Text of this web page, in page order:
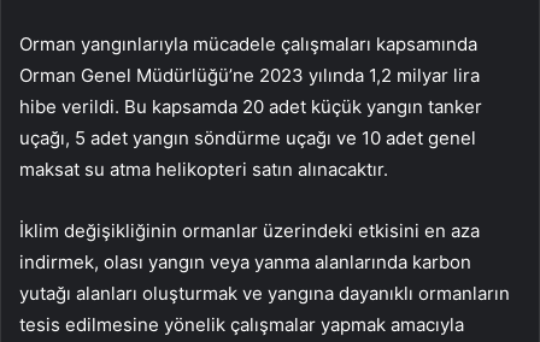
Orman yangınlarıyla mücadele çalışmaları kapsamında
Orman Genel Müdürlüğü’ne 2023 yılında 1,2 milyar lira
hibe verildi. Bu kapsamda 20 adet küçük yangın tanker
uçağı, 5 adet yangın söndürme uçağı ve 10 adet genel
maksat su atma helikopteri satın alınacaktır.
İklim değişikliğinin ormanlar üzerindeki etkisini en aza
indirmek, olası yangın veya yanma alanlarında karbon
yutağı alanları oluşturmak ve yangına dayanıklı ormanların
tesis edilmesine yönelik çalışmalar yapmak amacıyla